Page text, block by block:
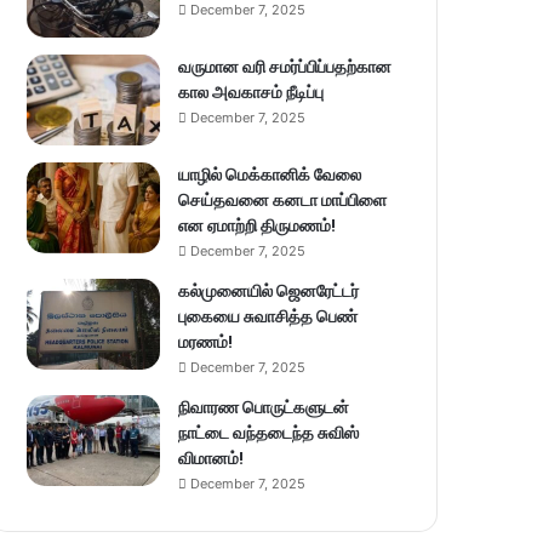
December 7, 2025
வருமான வரி சமர்ப்பிப்பதற்கான
கால அவகாசம் நீடிப்பு
December 7, 2025
யாழில் மெக்கானிக் வேலை
செய்தவனை கனடா மாப்பிளை
என ஏமாற்றி திருமணம்!
December 7, 2025
கல்முனையில் ஜெனரேட்டர்
புகையை சுவாசித்த பெண்
மரணம்!
December 7, 2025
நிவாரண பொருட்களுடன்
நாட்டை வந்தடைந்த சுவிஸ்
விமானம்!
December 7, 2025